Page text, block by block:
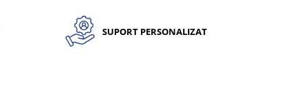
SUPORT PERSONALIZAT